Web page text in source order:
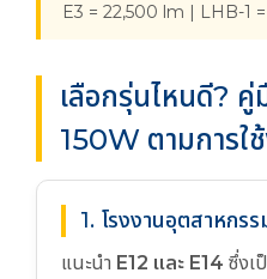
E3 = 22,500 lm | LHB-1
เลือกรุ่นไหนดี? คู่
150W ตามการใ
1. โรงงานอุตสาหกร
แนะนำ E12 และ E14 ซึ่งเ